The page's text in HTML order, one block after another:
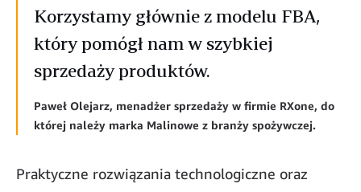
Korzystamy głównie z modelu FBA,
który pomógł nam w szybkiej
sprzedaży produktów.
Paweł Olejarz, menadżer sprzedaży w firmie RXone, do
której należy marka Malinowe z branży spożywczej.
Praktyczne rozwiązania technologiczne oraz